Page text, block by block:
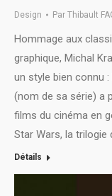
Design Par Thibault
Hommage aux
graphique, Michal
un style bien connu
(nom de sa série) a
films du cinéma en
Star Wars, la trilogie
Détails